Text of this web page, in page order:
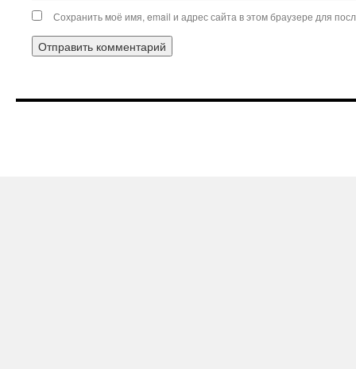
Сохранить моё имя, email и адрес сайта в этом браузере для